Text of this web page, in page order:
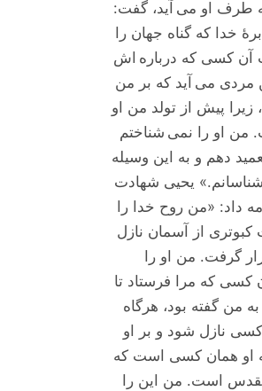
طرف او می آید، گفت:
خدا که گناه جهان را
آن کسی که درباره اش
مردی می آید که بر من
زیرا پیش از تولد من او
من او را نمی شناختم
دهم و به این وسیله
یحیی شهادت
داد: «من روح خدا را
از آسمان نازل
گرفت. من او را
کسی که مرا فرستاد تا
من گفته بود، هرگاه
کسی نازل شود و بر او
او همان کسی است که
است. من این را